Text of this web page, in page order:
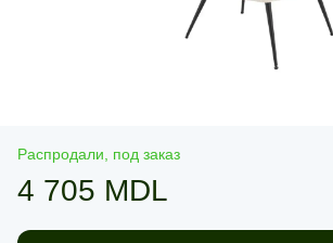
Распродали, под заказ
4 705 MDL